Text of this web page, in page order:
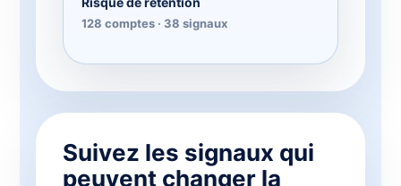
128 comptes · 38 signaux
Suivez les signaux qui
peuvent changer la